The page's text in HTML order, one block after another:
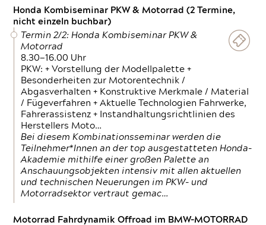
Honda Kombiseminar PKW & Motorrad (2 Termine,
nicht einzeln buchbar)
Termin 2/2: Honda Kombiseminar PKW &
Motorrad
8.30—16.00 Uhr
PKW: + Vorstellung der Modellpalette +
Besonderheiten zur Motorentechnik /
Abgasverhalten + Konstruktive Merkmale / Material
/ Fügeverfahren + Aktuelle Technologien Fahrwerke,
Fahrerassistenz + Instandhaltungsrichtlinien des
Herstellers Moto…
Bei diesem Kombinationsseminar werden die
Teilnehmer*Innen an der top ausgestatteten Honda-
Akademie mithilfe einer großen Palette an
Anschauungsobjekten intensiv mit allen aktuellen
und technischen Neuerungen im PKW- und
Motorradsektor vertraut gemac…
Motorrad Fahrdynamik Offroad im BMW-MOTORRAD